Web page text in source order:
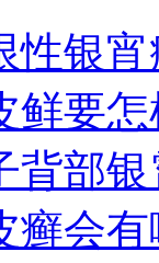
性银
鲜要
背部
癣会